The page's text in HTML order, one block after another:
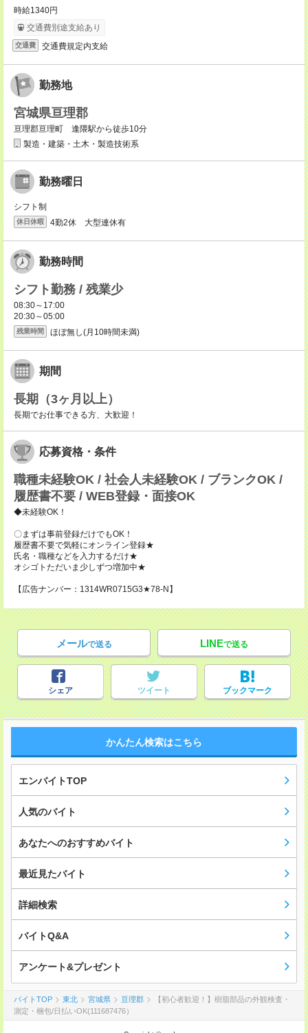
時給1340円
交通費別途支給あり
交通費 交通費規定内支給
勤務地
宮城県亘理郡
亘理郡亘理町 逢隈駅から徒歩10分
製造・建築・土木・製造技術系
勤務曜日
シフト制
休日休暇 4勤2休 大型連休有
勤務時間
シフト勤務 / 残業少
08:30～17:00
20:30～05:00
残業時間 ほぼ無し(月10時間未満)
期間
長期（3ヶ月以上）
長期でお仕事できる方、大歓迎！
応募資格・条件
職種未経験OK / 社会人未経験OK / ブランクOK /
履歴書不要 / WEB登録・面接OK
◆未経験OK！
〇まずは事前登録だけでもOK！
履歴書不要で気軽にオンライン登録★
氏名・職種などを入力するだけ★
オシゴトただいま少しずつ増加中★
【広告ナンバー：1314WR0715G3★78-N】
メールで送る LINEで送る
シェア ツイート ブックマーク
かんたん検索はこちら
エンバイトTOP
人気のバイト
あなたへのおすすめバイト
最近見たバイト
詳細検索
バイトQ&A
アンケート&プレゼント
バイトTOP 東北 宮城県 亘理郡
【初心者歓迎！】樹脂部品の外観検査・
測定・梱包/日払いOK(111687476）